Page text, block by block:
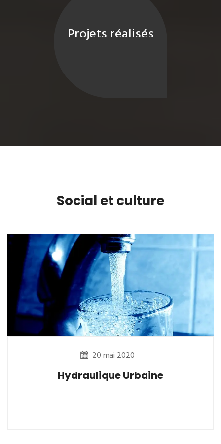
Projets réalisés
Social et culture
20 mai 2020
Hydraulique Urbaine